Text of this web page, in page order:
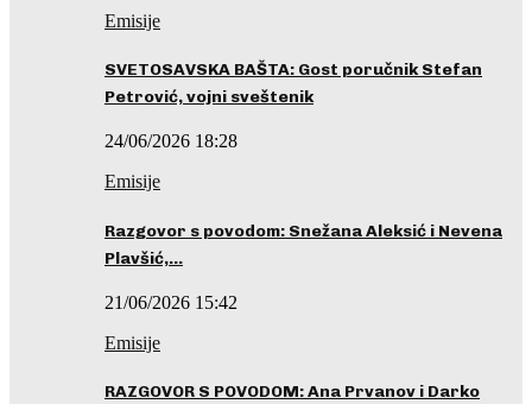
Emisije
SVETOSAVSKA BAŠTA: Gost poručnik Stefan
Petrović, vojni sveštenik
24/06/2026 18:28
Emisije
Razgovor s povodom: Snežana Aleksić i Nevena
Plavšić,…
21/06/2026 15:42
Emisije
RAZGOVOR S POVODOM: Ana Prvanov i Darko